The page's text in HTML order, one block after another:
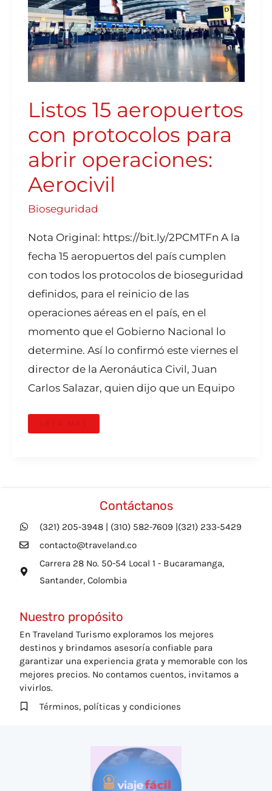
Listos 15 aeropuertos
con protocolos para
abrir operaciones:
Aerocivil
Bioseguridad
Nota Original: https://bit.ly/2PCMTFn A la
fecha 15 aeropuertos del país cumplen
con todos los protocolos de bioseguridad
definidos, para el reinicio de las
operaciones aéreas en el país, en el
momento que el Gobierno Nacional lo
determine. Así lo confirmó este viernes el
director de la Aeronáutica Civil, Juan
Carlos Salazar, quien dijo que un Equipo
LEER MÁS
Contáctanos
(321) 205-3948 | (310) 582-7609 |(321) 233-5429
contacto@traveland.co
Carrera 28 No. 50-54 Local 1 - Bucaramanga,
Santander, Colombia
Nuestro propósito
En Traveland Turismo exploramos los mejores
destinos y brindamos asesoría confiable para
garantizar una experiencia grata y memorable con los
mejores precios. No contamos cuentos, invitamos a
vivirlos.
Términos, políticas y condiciones